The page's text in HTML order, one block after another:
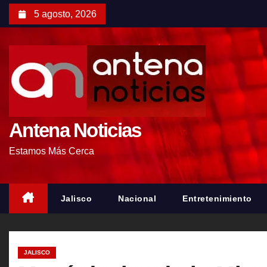
5 agosto, 2026
Antena Noticias
Estamos Más Cerca
Jalisco Nacional Entretenimiento
JALISCO